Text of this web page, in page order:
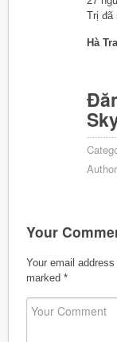
Trị đã
Hà
Your
Your email
marked *